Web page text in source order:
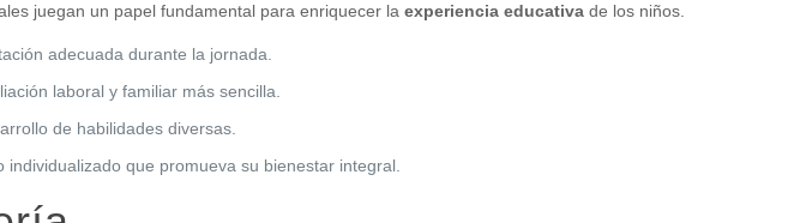
juegan un papel fundamental para enriquecer laexperiencia educativa de los niños.
adecuada durante la jornada.
laboral y familiar más sencilla.
de habilidades diversas.
que promueva su bienestar integral.